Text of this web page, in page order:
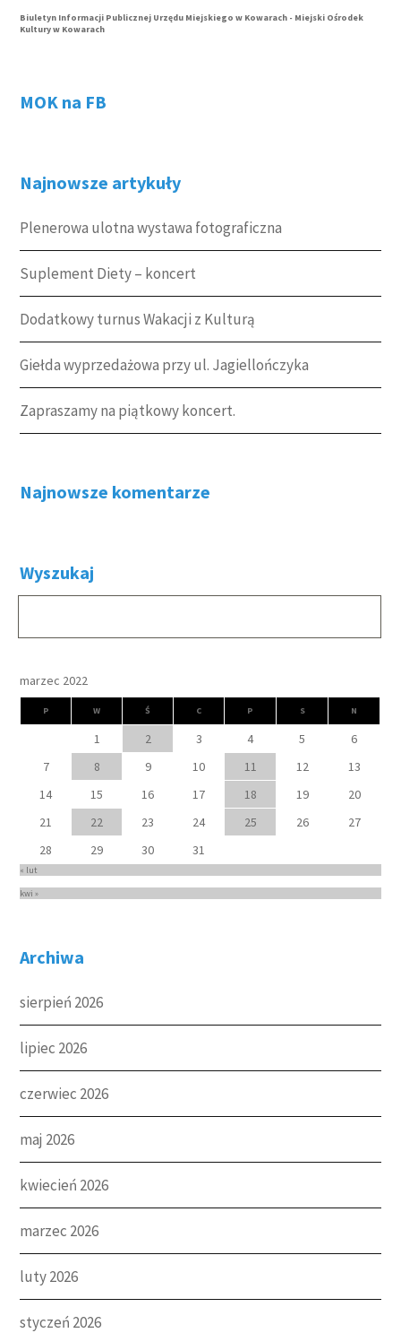
Biuletyn Informacji Publicznej Urzędu Miejskiego w Kowarach - Miejski Ośrodek
Kultury w Kowarach
MOK na FB
Najnowsze artykuły
Plenerowa ulotna wystawa fotograficzna
Suplement Diety – koncert
Dodatkowy turnus Wakacji z Kulturą
Giełda wyprzedażowa przy ul. Jagiellończyka
Zapraszamy na piątkowy koncert.
Najnowsze komentarze
Wyszukaj
marzec 2022
P W Ś C P S N
1 2 3 4 5
6
7
8 9 10 11 12
13
14
15 16 17 18 19
20
21
22 23 24 25 26
27
28
29 30 31
« lut
kwi »
Archiwa
sierpień 2026
lipiec 2026
czerwiec 2026
maj 2026
kwiecień 2026
marzec 2026
luty 2026
styczeń 2026